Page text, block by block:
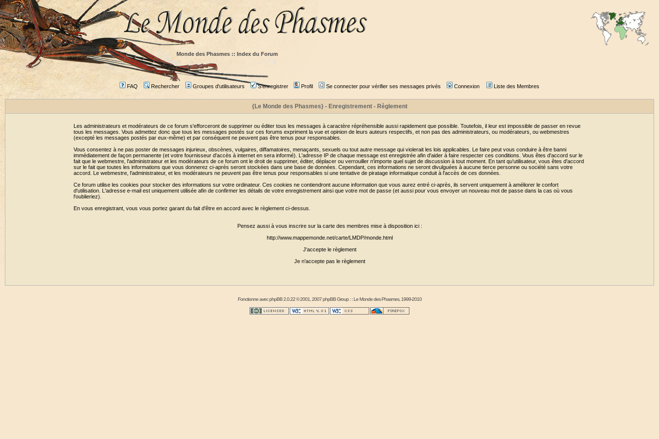
Monde des Phasmes :: Index du Forum
FAQ Rechercher Groupes d'utilisateurs S'enregistrer Profil Se connecter pour vérifier ses messages privés Connexion Liste des Membres
{Le Monde des Phasmes} - Enregistrement - Règlement
Les administrateurs et modérateurs de ce forum s'efforceront de supprimer ou éditer tous les messages à caractère répréhensible aussi rapidement que possible. Toutefois, il leur est impossible de passer en revue
tous les messages. Vous admettez donc que tous les messages postés sur ces forums expriment la vue et opinion de leurs auteurs respectifs, et non pas des administrateurs, ou modérateurs, ou webmestres
(excepté les messages postés par eux-même) et par conséquent ne peuvent pas être tenus pour responsables.
Vous consentez à ne pas poster de messages injurieux, obscènes, vulgaires, diffamatoires, menaçants, sexuels ou tout autre message qui violerait les lois applicables. Le faire peut vous conduire à être banni
immédiatement de façon permanente (et votre fournisseur d'accès à internet en sera informé). L'adresse IP de chaque message est enregistrée afin d'aider à faire respecter ces conditions. Vous êtes d'accord sur le
fait que le webmestre, l'administrateur et les modérateurs de ce forum ont le droit de supprimer, éditer, déplacer ou verrouiller n'importe quel sujet de discussion à tout moment. En tant qu'utilisateur, vous êtes d'accord
sur le fait que toutes les informations que vous donnerez ci-après seront stockées dans une base de données. Cependant, ces informations ne seront divulguées à aucune tierce personne ou société sans votre
accord. Le webmestre, l'administrateur, et les modérateurs ne peuvent pas être tenus pour responsables si une tentative de piratage informatique conduit à l'accès de ces données.
Ce forum utilise les cookies pour stocker des informations sur votre ordinateur. Ces cookies ne contiendront aucune information que vous aurez entré ci-après, ils servent uniquement à améliorer le confort
d'utilisation. L'adresse e-mail est uniquement utilisée afin de confirmer les détails de votre enregistrement ainsi que votre mot de passe (et aussi pour vous envoyer un nouveau mot de passe dans la cas où vous
l'oublieriez).
En vous enregistrant, vous vous portez garant du fait d'être en accord avec le règlement ci-dessus.
Pensez aussi à vous inscrire sur la carte des membres mise à disposition ici :
http://www.mappemonde.net/carte/LMDP/monde.html
J'accepte le règlement
Je n'accepte pas le règlement
Fonctionne avecphpBB2.0.22 © 2001, 2007 phpBB Group : :Le Monde des Phasmes, 1999-2010